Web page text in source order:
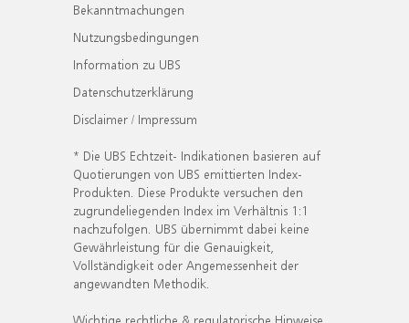
Bekanntmachungen
Nutzungsbedingungen
Information zu UBS
Datenschutzerklärung
Disclaimer / Impressum
* Die UBS Echtzeit- Indikationen basieren auf
Quotierungen von UBS emittierten Index-
Produkten. Diese Produkte versuchen den
zugrundeliegenden Index im Verhältnis 1:1
nachzufolgen. UBS übernimmt dabei keine
Gewährleistung für die Genauigkeit,
Vollständigkeit oder Angemessenheit der
angewandten Methodik.